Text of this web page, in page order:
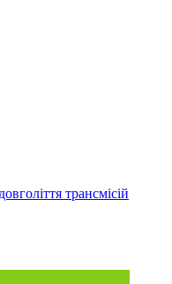
трансмісій